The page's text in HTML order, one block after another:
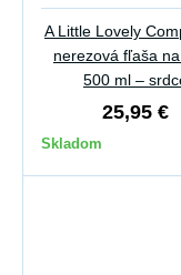
A Little Lovely
nerezová fľaša na
500 ml –
25,95 €
Skladom